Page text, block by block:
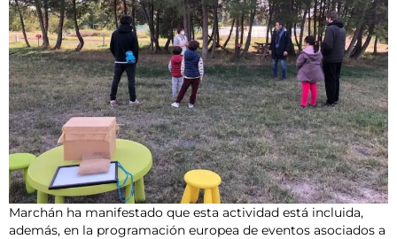
Marchán ha manifestado que esta actividad está incluida,
además, en la programación europea de eventos asociados a